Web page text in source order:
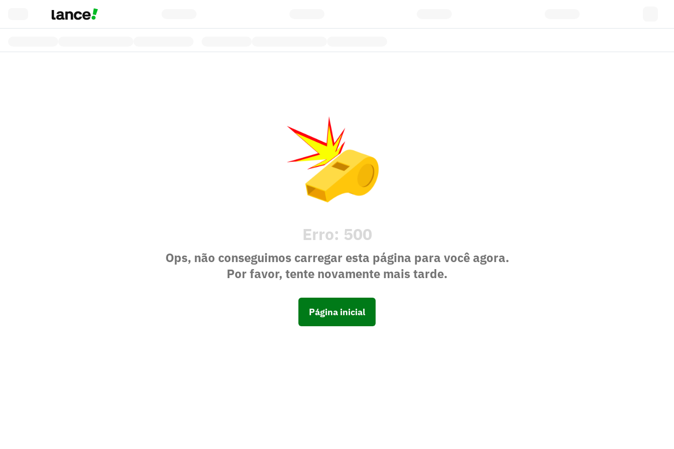
Erro: 500
Ops, não conseguimos carregar esta página para você agora.
Por favor, tente novamente mais tarde.
Página inicial